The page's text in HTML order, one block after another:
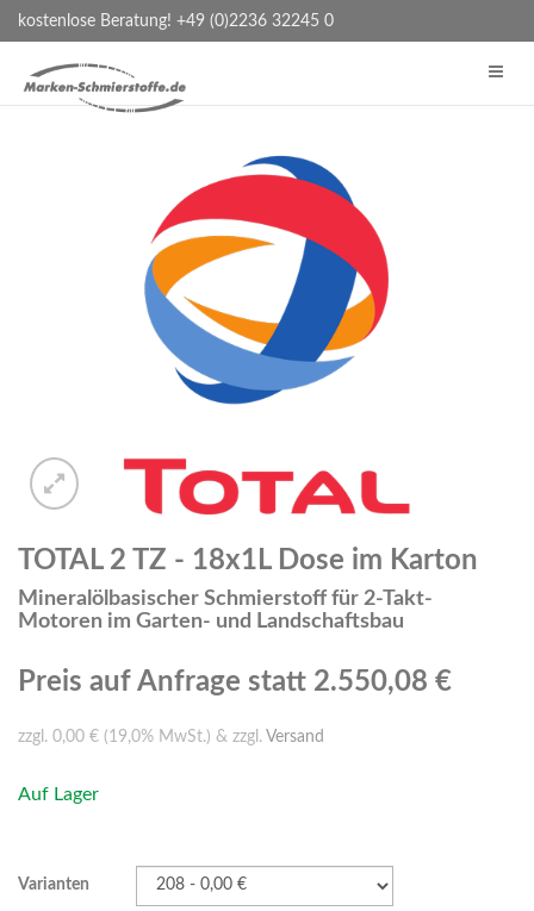
kostenlose Beratung! +49 (0)2236 32245 0
TOTAL 2 TZ - 18x1L Dose im Karton
Mineralölbasischer Schmierstoff für 2-Takt-
Motoren im Garten- und Landschaftsbau
Preis auf Anfrage statt 2.550,08 €
zzgl. 0,00 € (19,0% MwSt.) & zzgl. Versand
Auf Lager
Varianten